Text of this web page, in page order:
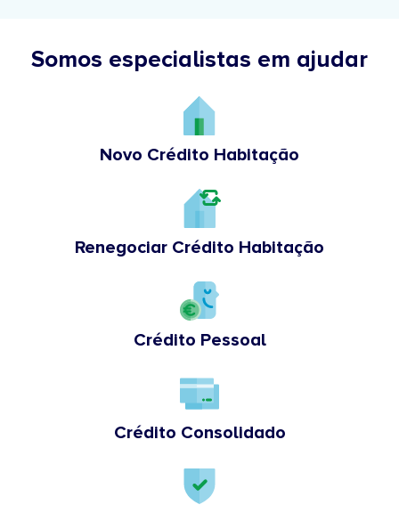
Somos especialistas em ajudar
Novo Crédito Habitação
Renegociar Crédito Habitação
Crédito Pessoal
Crédito Consolidado